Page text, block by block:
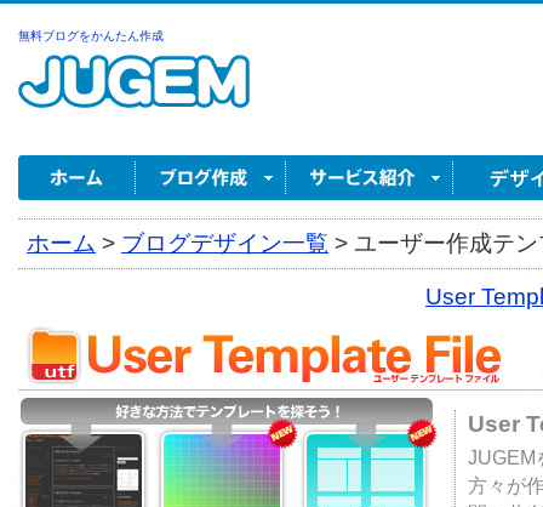
無料ブログをかんたん作成
ホーム > ブログデザイン一覧 > ユーザー作成テ
User
User
JUGEM
方々が